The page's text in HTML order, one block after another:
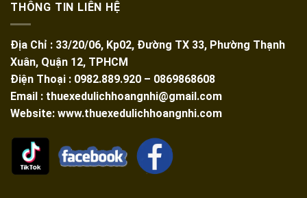
THÔNG TIN LIÊN HỆ
Địa Chỉ : 33/20/06, Kp02, Đường TX 33, Phường Thạnh
Xuân, Quận 12, TPHCM
Điện Thoại : 0982.889.920 – 0869868608
Email : thuexedulichhoangnhi@gmail.com
Website: www.thuexedulichhoangnhi.com